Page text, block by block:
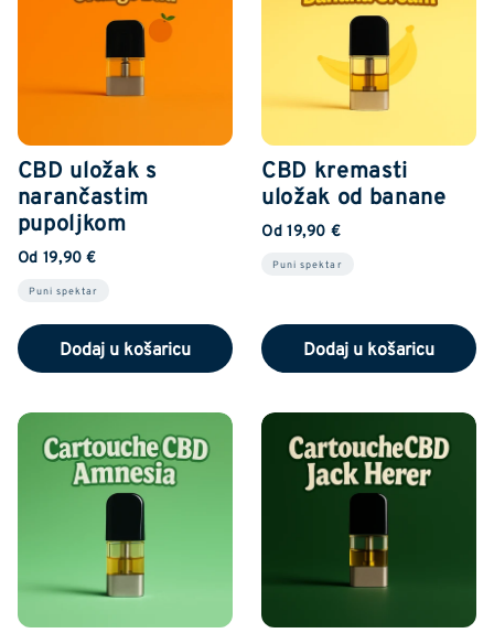
CBD uložak s
narančastim
pupoljkom
Od 19,90 €
Puni spektar
Dodaj u košaricu
CBD kremasti
uložak od banane
Od 19,90 €
Puni spektar
Dodaj u košaricu